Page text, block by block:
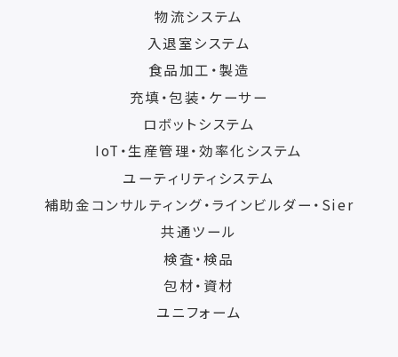
物流システム
入退室システム
食品加工・製造
充填・包装・ケーサー
ロボットシステム
IoT・生産管理・効率化システム
ユーティリティシステム
補助金コンサルティング・ラインビルダー・Sier
共通ツール
検査・検品
包材・資材
ユニフォーム